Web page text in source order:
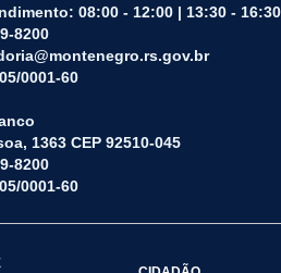
08:00 - 12:00 | 13:30 - 16:30
8200
0001-60
1363 CEP 92510-045
8200
0001-60